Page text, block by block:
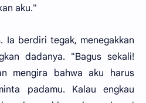
aku."
Ia berdiri tegak, menegakkan
dadanya. "Bagus sekali!
mengira bahwa aku harus
padamu. Kalau engkau